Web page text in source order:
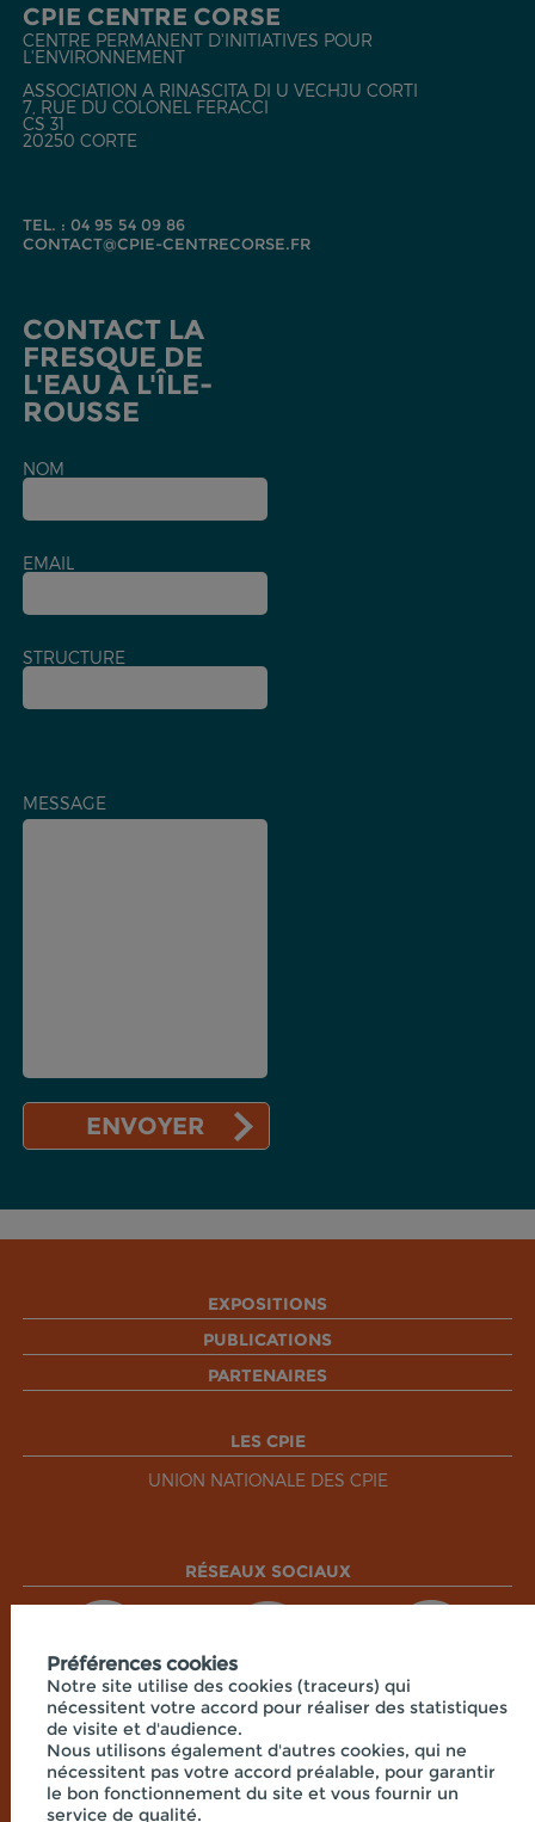
CPIE CENTRE CORSE
CENTRE PERMANENT D'INITIATIVES POUR
L'ENVIRONNEMENT
ASSOCIATION A RINASCITA DI U VECHJU CORTI
7, RUE DU COLONEL FERACCI
CS 31
20250 CORTE
TEL. : 04 95 54 09 86
CONTACT@CPIE-CENTRECORSE.FR
CONTACT LA
FRESQUE DE
L'EAU À L'ÎLE-
ROUSSE
NOM
EMAIL
STRUCTURE
MESSAGE
EXPOSITIONS
PUBLICATIONS
PARTENAIRES
LES CPIE
UNION NATIONALE DES CPIE
RÉSEAUX SOCIAUX
Préférences cookies
Notre site utilise des cookies (traceurs) qui
nécessitent votre accord pour réaliser des statistiques
de visite et d'audience.
Nous utilisons également d'autres cookies, qui ne
nécessitent pas votre accord préalable, pour garantir
le bon fonctionnement du site et vous fournir un
service de qualité.